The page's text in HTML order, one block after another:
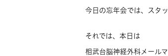
今日の忘年会では、スタ
それでは、本日は
相武台脳神経外科メール